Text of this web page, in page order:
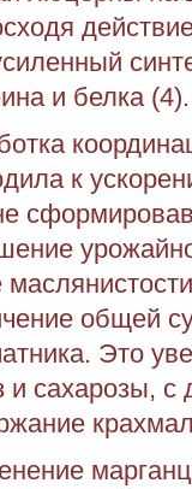
и белка (4).
к
общей
Это
и сахарозы, с